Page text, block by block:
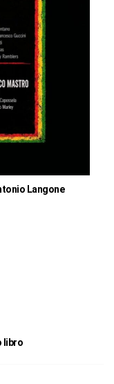
Langone
libro